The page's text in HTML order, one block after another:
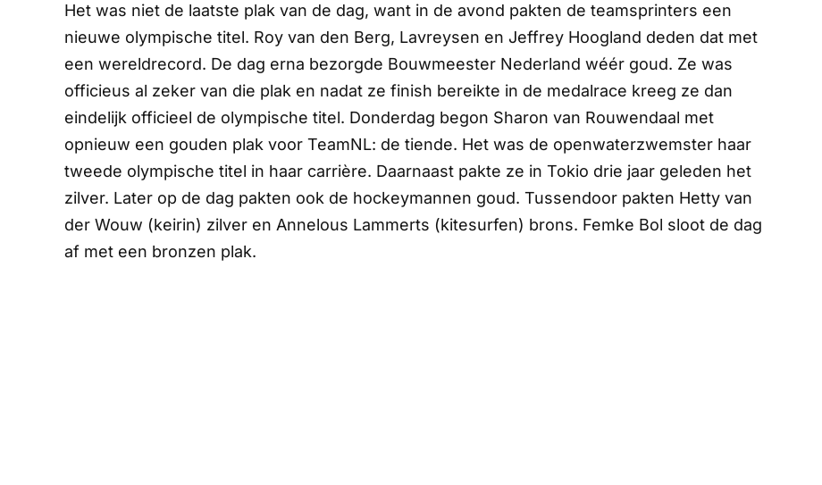
Het was niet de laatste plak van de dag, want in de avond pakten de teamsprinters een
nieuwe olympische titel. Roy van den Berg, Lavreysen en Jeffrey Hoogland deden dat met
een wereldrecord. De dag erna bezorgde Bouwmeester Nederland wéér goud. Ze was
officieus al zeker van die plak en nadat ze finish bereikte in de medalrace kreeg ze dan
eindelijk officieel de olympische titel. Donderdag begon Sharon van Rouwendaal met
opnieuw een gouden plak voor TeamNL: de tiende. Het was de openwaterzwemster haar
tweede olympische titel in haar carrière. Daarnaast pakte ze in Tokio drie jaar geleden het
zilver. Later op de dag pakten ook de hockeymannen goud. Tussendoor pakten Hetty van
der Wouw (keirin) zilver en Annelous Lammerts (kitesurfen) brons. Femke Bol sloot de dag
af met een bronzen plak.